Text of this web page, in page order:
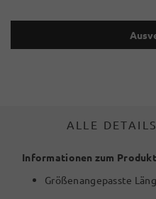
ALLE
Informationen zum Produkt
Größenangepasste